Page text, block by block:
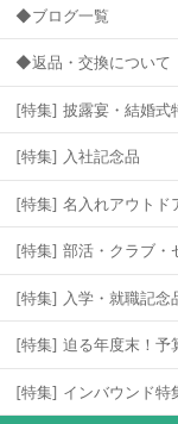
◆ブログ一覧
◆返品・交換について
[特集] 披露宴・結婚式
[特集] 入社記念品
[特集] 名入れアウトド
[特集] 部活・クラブ・
[特集] 入学・就職記念
[特集] 迫る年度末！予
[特集] インバウンド特